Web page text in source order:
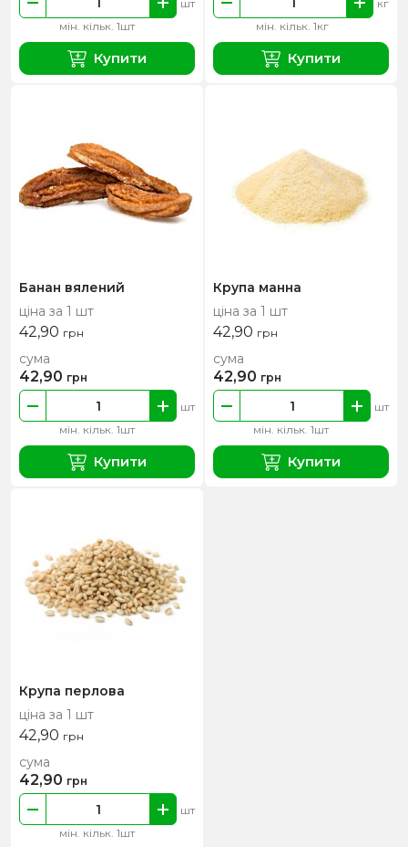
мін. кільк. 1шт
шт
Купити
мін. кільк. 1кг
кг
Купити
Банан вялений
ціна за 1 шт
42,90 грн
мін. кільк. 1шт
шт
сума
42,90 грн
Купити
Крупа манна
ціна за 1 шт
42,90 грн
мін. кільк. 1шт
шт
сума
42,90 грн
Купити
Крупа перлова
ціна за 1 шт
42,90 грн
мін. кільк. 1шт
шт
сума
42,90 грн